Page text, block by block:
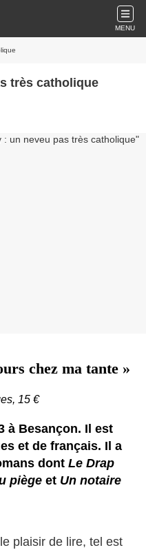
MENU
très catholique
chez ma tante »
15 €
à Besançon. Il est
et de français. Il a
dont Le Drap
piège et Un notaire
plaisir de lire, tel est